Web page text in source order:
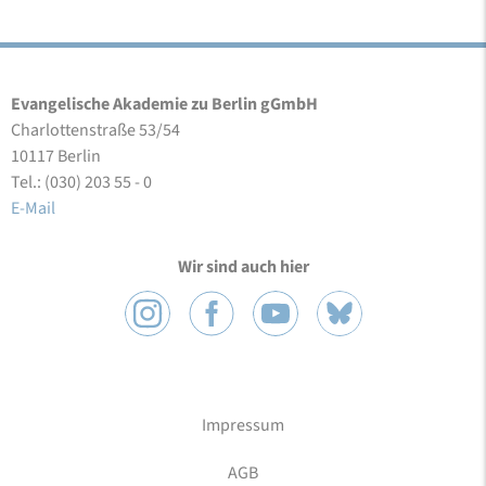
Evangelische Akademie zu Berlin gGmbH
Charlottenstraße 53/54
10117 Berlin
Tel.: (030) 203 55 - 0
E-Mail
Wir sind auch hier
Impressum
AGB